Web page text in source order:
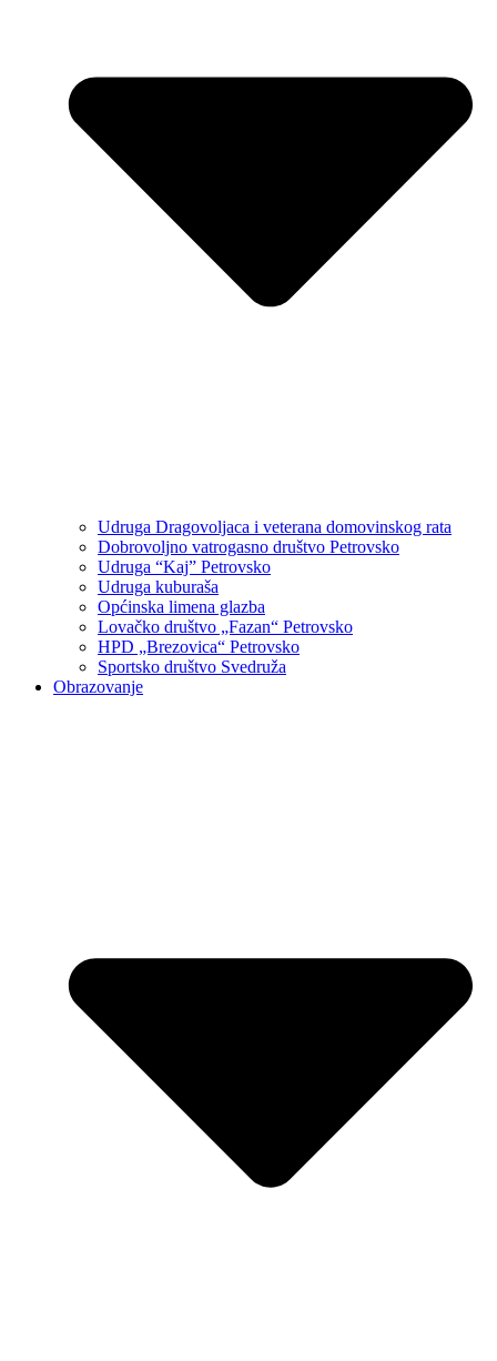
Udruga Dragovoljaca i veterana domovinskog rata
Dobrovoljno vatrogasno društvo Petrovsko
Udruga “Kaj” Petrovsko
Udruga kuburaša
Općinska limena glazba
Lovačko društvo „Fazan“ Petrovsko
HPD „Brezovica“ Petrovsko
Sportsko društvo Svedruža
Obrazovanje